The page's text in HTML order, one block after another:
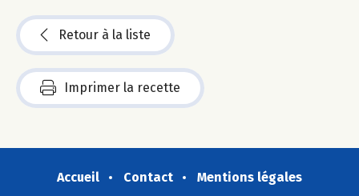
Retour à la liste
Imprimer la recette
Accueil Contact
Mentions légales